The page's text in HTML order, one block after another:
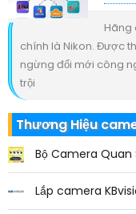
Hãng
chính là Nikon. Được
ngừng đổi mới công
trội
Thương Hiệu
Bộ Camera Quan
Lắp camera